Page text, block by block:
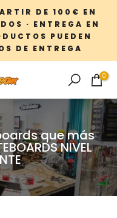
DE 100€ EN
· ENTREGA EN
PUEDEN
DE ENTREGA
0
que más
NIVEL